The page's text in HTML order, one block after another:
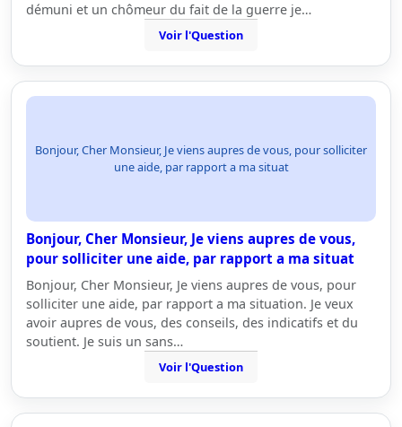
démuni et un chômeur du fait de la guerre je…
Voir l'Question
Bonjour, Cher Monsieur, Je viens aupres de vous, pour solliciter
une aide, par rapport a ma situat
Bonjour, Cher Monsieur, Je viens aupres de vous,
pour solliciter une aide, par rapport a ma situat
Bonjour, Cher Monsieur, Je viens aupres de vous, pour
solliciter une aide, par rapport a ma situation. Je veux
avoir aupres de vous, des conseils, des indicatifs et du
soutient. Je suis un sans…
Voir l'Question